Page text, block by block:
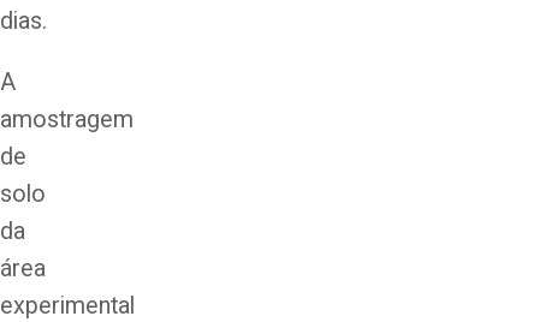
dias.
A
amostragem
de
solo
da
área
experimental